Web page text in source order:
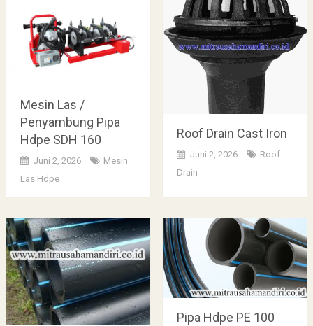
Mesin Las /
Penyambung Pipa
Hdpe SDH 160
Juni 2, 2026
Mesin
Las Hdpe
Roof Drain Cast Iron
Juni 2, 2026
Roof
Drain
Pipa Hdpe PE 100